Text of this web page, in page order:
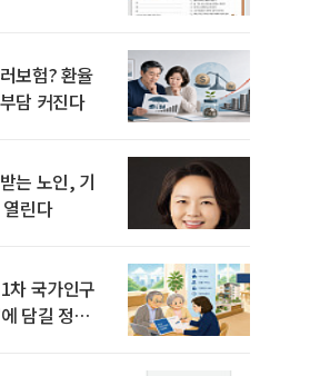
보험? 환율
담 커진다
는 노인, 기
린다
차 국가인구
담길 정책